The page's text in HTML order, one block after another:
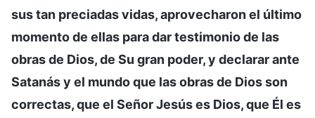
sus tan preciadas vidas, aprovecharon el último
momento de ellas para dar testimonio de las
obras de Dios, de Su gran poder, y declarar ante
Satanás y el mundo que las obras de Dios son
correctas, que el Señor Jesús es Dios, que Él es